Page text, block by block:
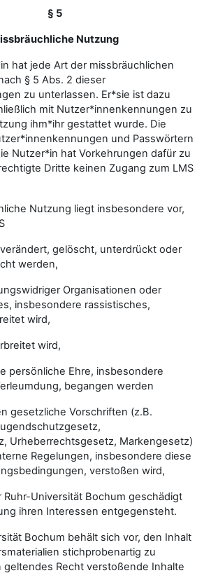
§ 5
Nutzung
hat jede Art der missbräuchlichen
§ 5 Abs. 2 dieser
zu unterlassen. Er*sie ist dazu
mit Nutzer*innenkennungen zu
ihm*ihr gestattet wurde. Die
und Passwörtern
Nutzer*in hat Vorkehrungen dafür zu
Dritte keinen Zugang zum LMS
Nutzung liegt insbesondere vor,
gelöscht, unterdrückt oder
werden,
Organisationen oder
insbesondere rassistisches,
wird,
wird,
persönliche Ehre, insbesondere
begangen werden
gesetzliche Vorschriften (z.B.
Urheberrechtsgesetz, Markengesetz)
Regelungen, insbesondere diese
verstoßen wird,
Universität Bochum geschädigt
ihren Interessen entgegensteht.
Bochum behält sich vor, den Inhalt
stichprobenartig zu
geltendes Recht verstoßende Inhalte